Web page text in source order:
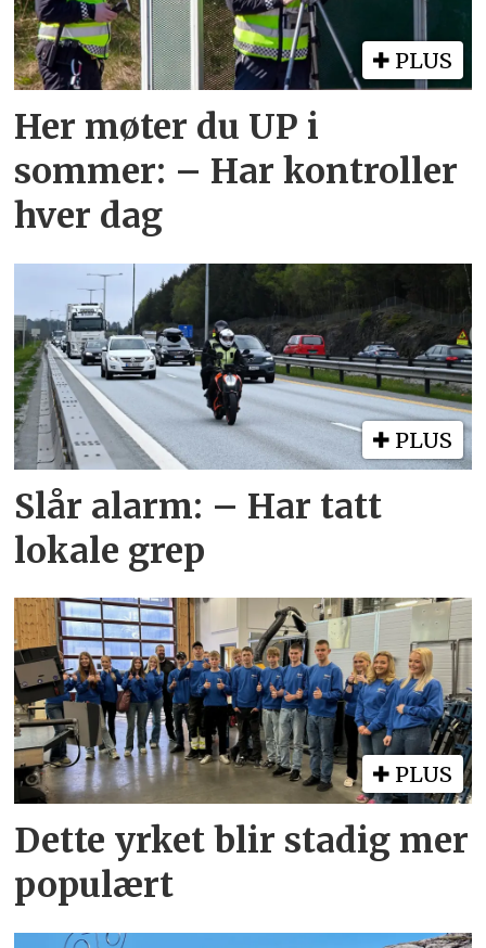
PLUS
Her møter du UP i
sommer: – Har kontroller
hver dag
PLUS
Slår alarm: – Har tatt
lokale grep
PLUS
Dette yrket blir stadig mer
populært